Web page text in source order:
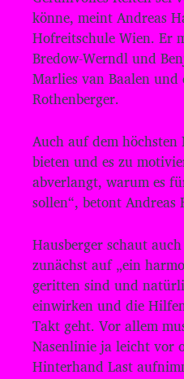
d
i
o
-
P
a
y
e
r
könne, meint Andreas
Hofreitschule Wien. Er
Bredow-Werndl und
Marlies van Baalen und
Rothenberger.
Auch auf dem
bieten und es zu
abverlangt, warum es
sollen“, betont Andreas
Hausberger schaut
zunächst auf „ein
geritten sind und
einwirken und die
Takt geht. Vor allem
Nasenlinie ja leicht vor
Hinterhand Last